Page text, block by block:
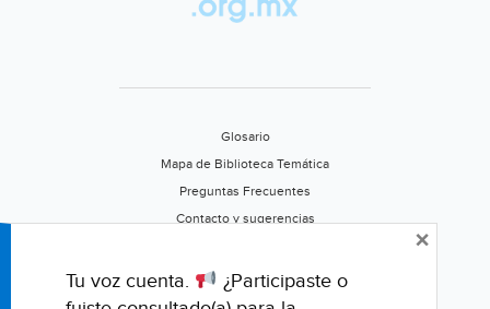
Glosario
Mapa de Biblioteca Temática
Preguntas Frecuentes
Contacto y sugerencias
Califica este portal
Tu voz cuenta.
¿Participaste o
×